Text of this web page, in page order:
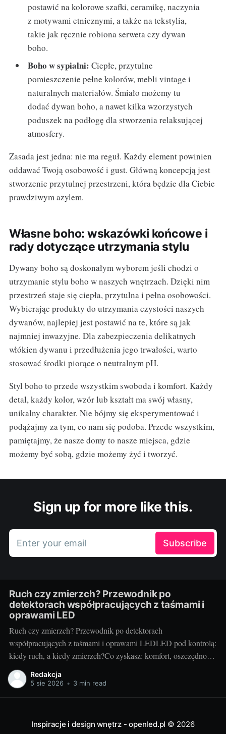
postawić na kolorowe szafki, ceramikę, naczynia
z motywami etnicznymi, a także na tekstylia,
takie jak ręcznie robiona serweta czy dywan
boho.
Boho w sypialni: Ciepłe, przytulne
pomieszczenie pełne kolorów, mebli vintage i
naturalnych materiałów. Śmiało możemy tu
dodać dywan boho, a nawet kilka wzorzystych
poduszek na podłogę dla stworzenia relaksującej
atmosfery.
Zasada jest jedna: nie ma reguł. Każdy element powinien
oddawać Twoją osobowość i gust. Główną koncepcją jest
stworzenie przytulnej przestrzeni, która będzie dla Ciebie
prawdziwym azylem.
Własne boho: wskazówki końcowe i
rady dotyczące utrzymania stylu
Dywany boho są doskonałym wyborem jeśli chodzi o
utrzymanie stylu boho w naszych wnętrzach. Dzięki nim
przestrzeń staje się ciepła, przytulna i pełna osobowości.
Wybierając produkty do utrzymania czystości naszych
dywanów, najlepiej jest postawić na te, które są jak
najmniej inwazyjne. Dla zabezpieczenia delikatnych
włókien dywanu i przedłużenia jego trwałości, warto
stosować środki piorące o neutralnym pH.
Styl boho to przede wszystkim swoboda i komfort. Każdy
detal, każdy kolor, wzór lub kształt ma swój własny,
unikalny charakter. Nie bójmy się eksperymentować i
podążajmy za tym, co nam się podoba. Przede wszystkim,
pamiętajmy, że nasze domy to nasze miejsca, gdzie
możemy być sobą, gdzie możemy żyć i tworzyć.
Sign up for more like this.
Enter your email Subscribe
Ruch czy zmierzch? Przewodnik po
detektorach współpracujących z taśmami i
oprawami LED
Ruch czy zmierzch? Przewodnik po detektorach
współpracujących z taśmami i oprawami LEDLED pod kontrolą:
kiedy ruch, a kiedy zmierzch?Co zyskasz: komfort, oszczędność
energii, bezpieczeństwoAutomatyczne sterowanie światłem to
mały detal, który zmienia codzienność. Wygoda (światło włącza
Redakcja
5 sie 2026 • 3 min read
Inspiracje i design wnętrz - openled.pl © 2026